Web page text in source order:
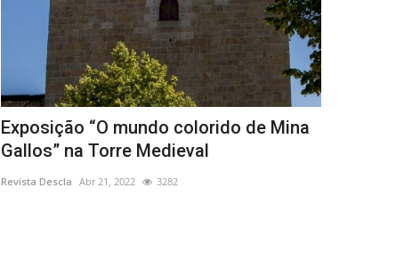
Exposição “O mundo colorido de Mina
Gallos” na Torre Medieval
Revista Descla Abr 21, 2022 3282